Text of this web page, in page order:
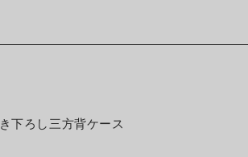
下ろし三方背ケース